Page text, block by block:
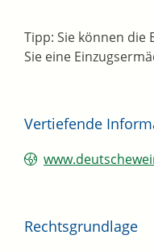
Tipp: Sie können die
Sie eine
Vertiefende
Rechtsgrundlage